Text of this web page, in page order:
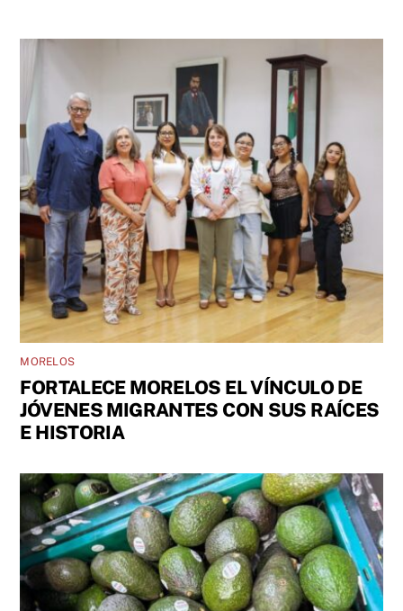
MORELOS
FORTALECE MORELOS EL VÍNCULO DE
JÓVENES MIGRANTES CON SUS RAÍCES
E HISTORIA